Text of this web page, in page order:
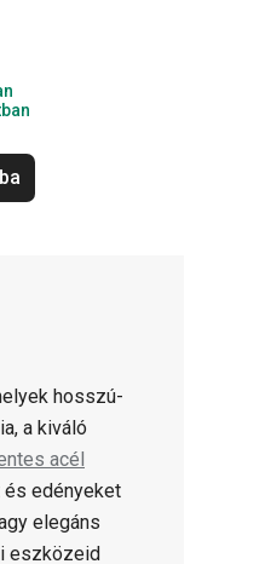
hosszú-
a kiváló
acél
és edényeket
elegáns
eszközeid